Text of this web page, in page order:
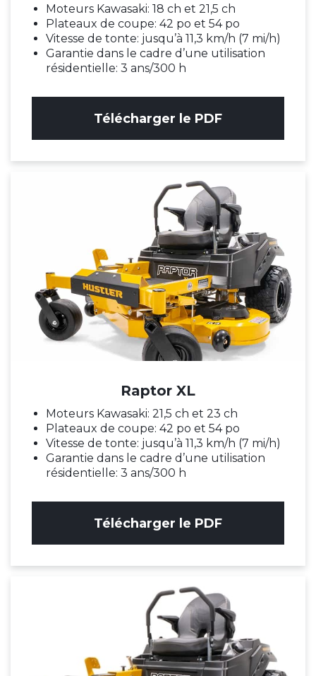
Moteurs Kawasaki: 18 ch et 21,5 ch
Plateaux de coupe: 42 po et 54 po
Vitesse de tonte: jusqu’à 11,3 km/h (7 mi/h)
Garantie dans le cadre d’une utilisation
résidentielle: 3 ans/300 h
Télécharger le PDF
Raptor XL
Moteurs Kawasaki: 21,5 ch et 23 ch
Plateaux de coupe: 42 po et 54 po
Vitesse de tonte: jusqu’à 11,3 km/h (7 mi/h)
Garantie dans le cadre d’une utilisation
résidentielle: 3 ans/300 h
Télécharger le PDF